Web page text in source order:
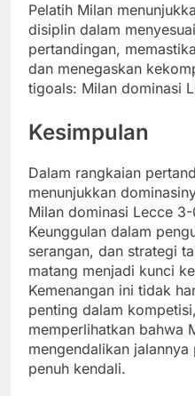
Pelatih Milan
disiplin dalam
pertandingan,
dan menegaskan
tigoals: Milan dominasi
Kesimpulan
Dalam rangkaian
menunjukkan
Milan dominasi Lecce
Keunggulan dalam
serangan, dan strategi
matang menjadi kunci
Kemenangan ini tidak
penting dalam
memperlihatkan bahwa
mengendalikan
penuh kendali.